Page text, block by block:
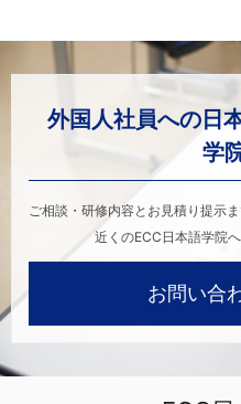
外国人社員への日
学
ご相談・研修内容とお見積り提示
近くのECC日本語学院
お問い合